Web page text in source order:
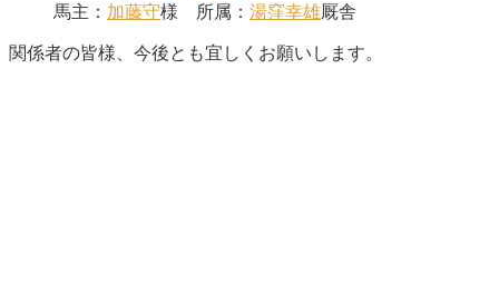
馬主： 加藤守様 所属： 湯窪幸雄厩舎
関係者の皆様、今後とも宜しくお願いします。